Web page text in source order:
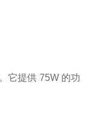
它提供 75W 的功